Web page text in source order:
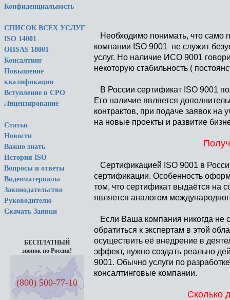
Конфиденциальность
СПИСОК ВСЕХ УСЛУГ
ISO 14001
OHSAS 18001
Консалтинг
Повышение
квалификации
Вступление в СРО
Лицензирование
Статьи
Новости
Важно знать
История ISO
Вопросы и ответы
Видеоматериалы
Законодательство
Руководителю
Скачать Заявки
БЕСПЛАТНЫЙ
звонок по России!
(800) 500-77-10
Необходимо понимать, что само
компании ISO 9001 не служит
услуг. Но наличие ИСО 9001
некоторую стабильность (
В России сертификат ISO 9001
Его наличие является
контрактов, при подаче заявок на
на новые проекты и развитие
Сертификацией ISO 9001 в
сертификации. Особенность
том, что сертификат выдаётся на
является аналогом
Если Ваша компания никогда не
обратиться к экспертам в этой
осуществить её внедрение в
эффект, нужно создать реально
9001. Обычно услуги по
консалтинговые компании.
Сколько